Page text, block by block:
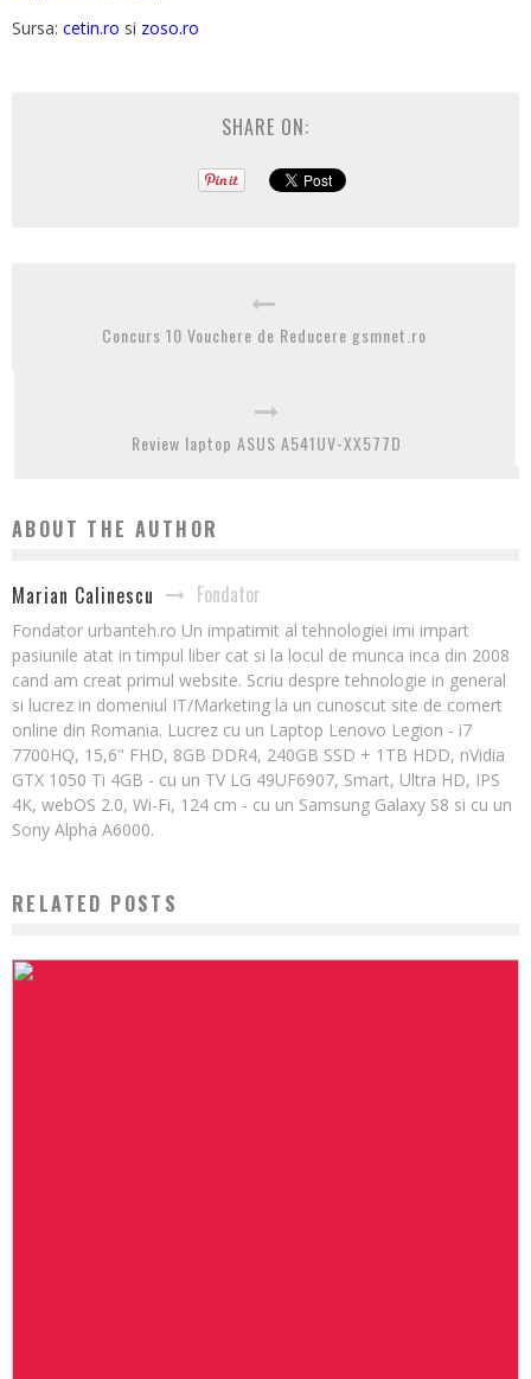
Sursa: cetin.ro si zoso.ro
SHARE ON:
Concurs 10 Vouchere de Reducere gsmnet.ro
Review laptop ASUS A541UV-XX577D
ABOUT THE AUTHOR
Marian Calinescu Fondator
Fondator urbanteh.ro Un impatimit al tehnologiei imi impart
pasiunile atat in timpul liber cat si la locul de munca inca din 2008
cand am creat primul website. Scriu despre tehnologie in general
si lucrez in domeniul IT/Marketing la un cunoscut site de comert
online din Romania. Lucrez cu un Laptop Lenovo Legion - i7
7700HQ, 15,6" FHD, 8GB DDR4, 240GB SSD + 1TB HDD, nVidia
GTX 1050 Ti 4GB - cu un TV LG 49UF6907, Smart, Ultra HD, IPS
4K, webOS 2.0, Wi-Fi, 124 cm - cu un Samsung Galaxy S8 si cu un
Sony Alpha A6000.
RELATED POSTS